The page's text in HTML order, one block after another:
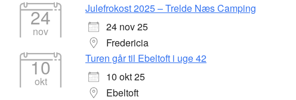
24
nov
Julefrokost 2025 – Trelde Næs Camping
24 nov 25
Fredericia
10
okt
Turen går til Ebeltoft i uge 42
10 okt 25
Ebeltoft